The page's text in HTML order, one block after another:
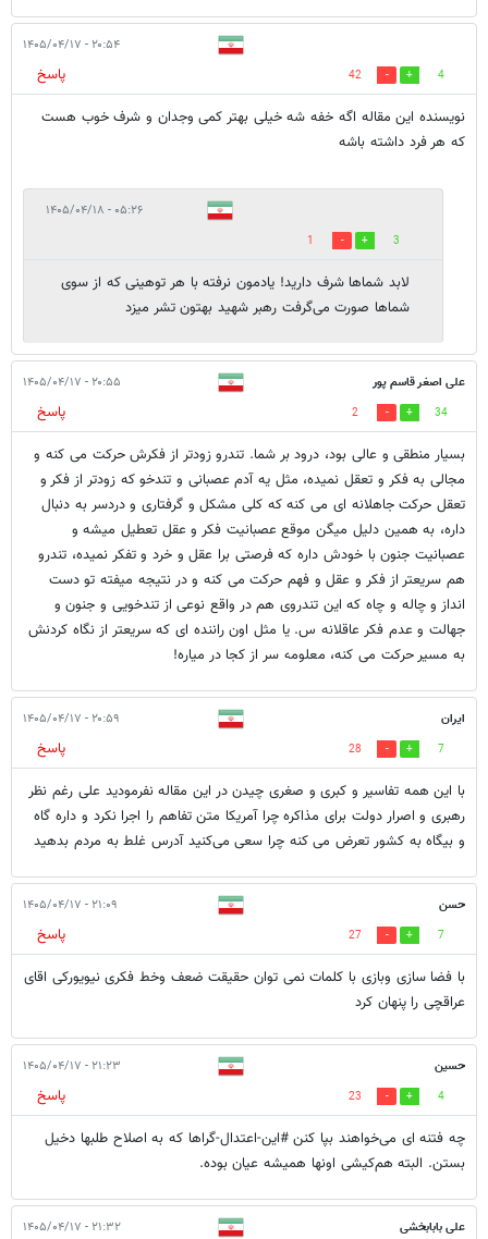
۲۰:۵۴ - ۱۴۰۵/۰۴/۱۷
4
42
پاسخ
نویسنده این مقاله اگه خفه شه خیلی بهتر کمی وجدان و شرف خوب هست
که هر فرد داشته باشه
۰۵:۲۶ - ۱۴۰۵/۰۴/۱۸
3
1
لابد شماها شرف دارید! یادمون نرفته با هر توهینی که از سوی
شماها صورت می‌گرفت رهبر شهید بهتون تشر میزد
علی اصغر قاسم پور ۲۰:۵۵ - ۱۴۰۵/۰۴/۱۷
34
2
پاسخ
بسیار منطقی و عالی بود، درود بر شما. تندرو زودتر از فکرش حرکت می کنه و
مجالی به فکر و تعقل نمیده، مثل یه آدم عصبانی و تندخو که زودتر از فکر و
تعقل حرکت جاهلانه ای می کنه که کلی مشکل و گرفتاری و دردسر به دنبال
داره، به همین دلیل میگن موقع عصبانیت فکر و عقل تعطیل میشه و
عصبانیت جنون با خودش داره که فرصتی برا عقل و خرد و تفکر نمیده، تندرو
هم سریعتر از فکر و عقل و فهم حرکت می کنه و در نتیجه میفته تو دست
انداز و چاله و چاه که این تندروی هم در واقع نوعی از تندخویی و جنون و
جهالت و عدم فکر عاقلانه س. یا مثل اون راننده ای که سریعتر از نگاه کردنش
به مسیر حرکت می کنه، معلومه سر از کجا در میاره!
ایران ۲۰:۵۹ - ۱۴۰۵/۰۴/۱۷
7
28
پاسخ
با این همه تفاسیر و کبری و صغری چیدن در این مقاله نفرمودید علی رغم نظر
رهبری و اصرار دولت برای مذاکره چرا آمریکا متن تفاهم را اجرا نکرد و داره گاه
و بیگاه به کشور تعرض می کنه چرا سعی می‌کنید آدرس غلط به مردم بدهید
حسن ۲۱:۰۹ - ۱۴۰۵/۰۴/۱۷
7
27
پاسخ
با فضا سازی وبازی با کلمات نمی توان حقیقت ضعف وخط فکری نیویورکی اقای
عراقچی را پنهان کرد
حسین ۲۱:۲۳ - ۱۴۰۵/۰۴/۱۷
4
23
پاسخ
چه فتنه ای می‌خواهند بپا کنن #این-اعتدال-گراها که به اصلاح طلبها دخیل
بستن. البته هم‌کیشی اونها همیشه عیان بوده.
علی بابابخشی ۲۱:۳۲ - ۱۴۰۵/۰۴/۱۷